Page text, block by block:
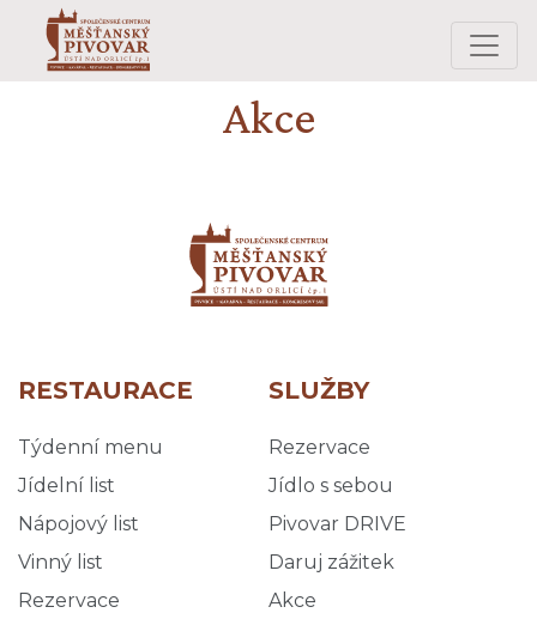
Akce
RESTAURACE
Týdenní menu
Jídelní list
Nápojový list
Vinný list
Rezervace
SLUŽBY
Rezervace
Jídlo s sebou
Pivovar DRIVE
Daruj zážitek
Akce